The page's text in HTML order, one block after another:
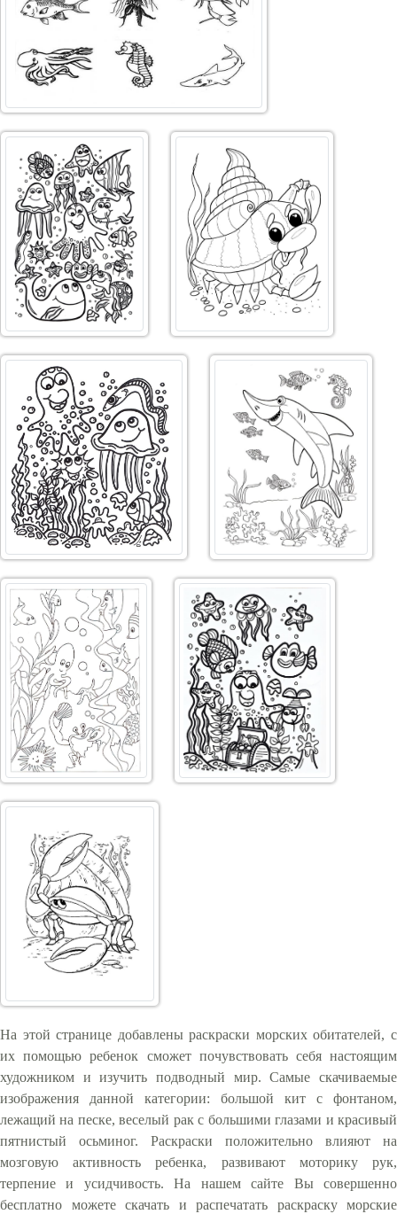
На этой странице добавлены раскраски морских обитателей, с
их помощью ребенок сможет почувствовать себя настоящим
художником и изучить подводный мир. Самые скачиваемые
изображения данной категории: большой кит с фонтаном,
лежащий на песке, веселый рак с большими глазами и красивый
пятнистый осьминог. Раскраски положительно влияют на
мозговую активность ребенка, развивают моторику рук,
терпение и усидчивость. На нашем сайте Вы совершенно
бесплатно можете скачать и распечатать раскраску морские